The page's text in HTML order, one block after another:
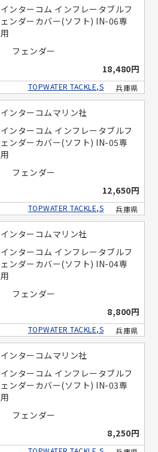
インターコム インフレータブルフ
ェンダーカバー(ソフト) IN-06専
用
フェンダー
18,480円
兵庫県
TOPWATER TACKLE,S
インターコムマリン社
インターコム インフレータブルフ
ェンダーカバー(ソフト) IN-05専
用
フェンダー
12,650円
兵庫県
TOPWATER TACKLE,S
インターコムマリン社
インターコム インフレータブルフ
ェンダーカバー(ソフト) IN-04専
用
フェンダー
8,800円
兵庫県
TOPWATER TACKLE,S
インターコムマリン社
インターコム インフレータブルフ
ェンダーカバー(ソフト) IN-03専
用
フェンダー
8,250円